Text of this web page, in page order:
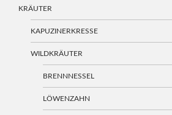
KRÄUTER
KAPUZINERKRESSE
WILDKRÄUTER
BRENNNESSEL
LÖWENZAHN